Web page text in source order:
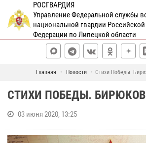
РОСГВАРДИЯ
Управление Федеральной службы
национальной гвардии Российской
Федерации по Липецкой области
Главная Новости Стихи Победы.
СТИХИ ПОБЕДЫ.
03 июня 2020, 13:25